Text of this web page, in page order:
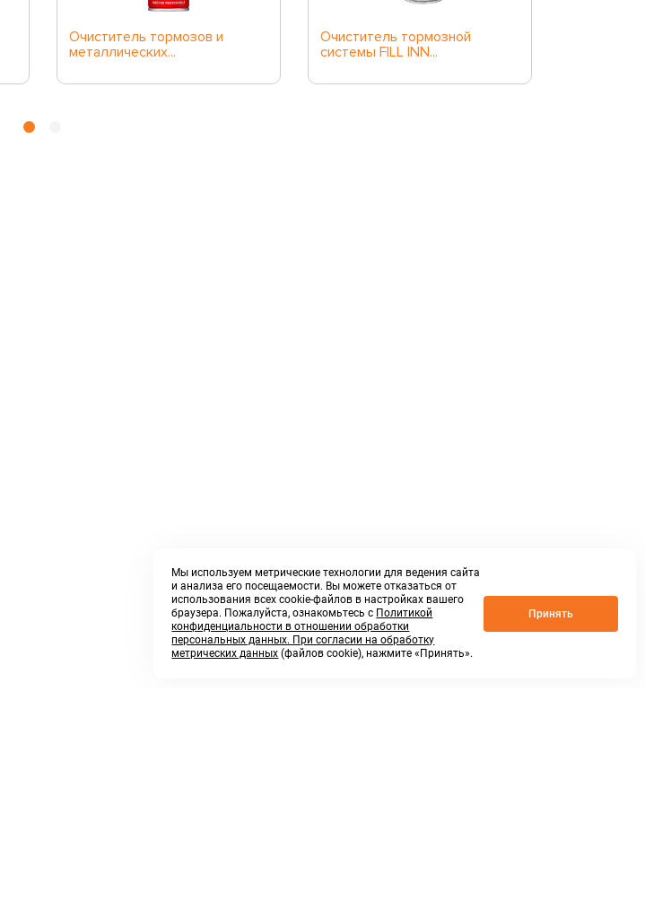
Очиститель тормозов и
металлических...
Очиститель тормозной
системы FILL INN...
Мы используем метрические технологии для ведения сайта
и анализа его посещаемости. Вы можете отказаться от
использования всех cookie-файлов в настройках вашего
браузера. Пожалуйста, ознакомьтесь с Политикой
конфиденциальности в отношении обработки
персональных данных. При согласии на обработку
метрических данных (файлов cookie), нажмите «Принять».
Принять